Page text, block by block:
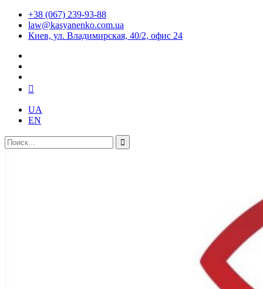
+38 (067) 239-93-88
law@kasyanenko.com.ua
Киев, ул. Владимирская, 40/2, офис 24
UA
EN